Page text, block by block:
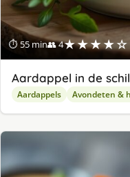
⏱ 55 min👥 4★★★★☆
Aardappel in de
Aardappels Avondeten &